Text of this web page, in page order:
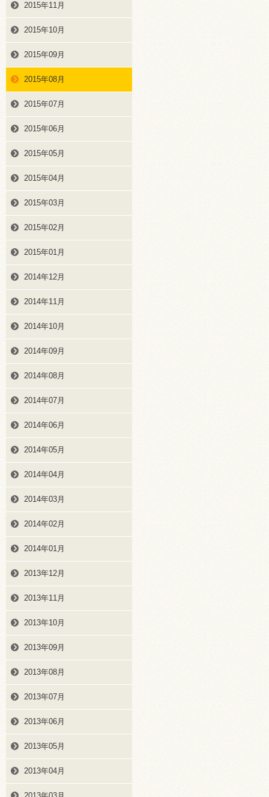
2015年11月
2015年10月
2015年09月
2015年08月
2015年07月
2015年06月
2015年05月
2015年04月
2015年03月
2015年02月
2015年01月
2014年12月
2014年11月
2014年10月
2014年09月
2014年08月
2014年07月
2014年06月
2014年05月
2014年04月
2014年03月
2014年02月
2014年01月
2013年12月
2013年11月
2013年10月
2013年09月
2013年08月
2013年07月
2013年06月
2013年05月
2013年04月